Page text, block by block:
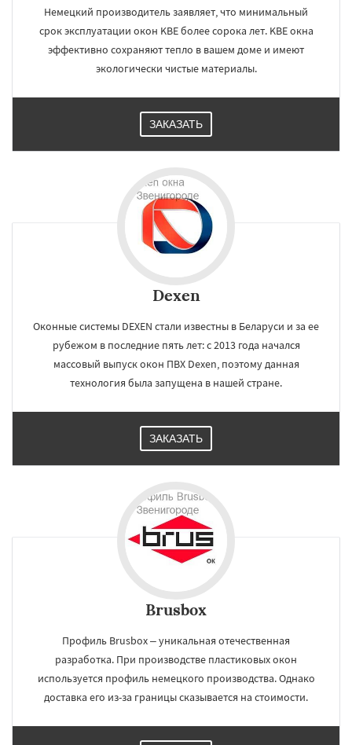
Немецкий производитель заявляет, что минимальный
срок эксплуатации окон KBE более сорока лет. KBE окна
эффективно сохраняют тепло в вашем доме и имеют
экологически чистые материалы.
ЗАКАЗАТЬ
Dexen
Оконные системы DEXEN стали известны в Беларуси и за ее
рубежом в последние пять лет: с 2013 года начался
массовый выпуск окон ПВХ Dexen, поэтому данная
технология была запущена в нашей стране.
ЗАКАЗАТЬ
Brusbox
Профиль Brusbox – уникальная отечественная
разработка. При производстве пластиковых окон
используется профиль немецкого производства. Однако
доставка его из-за границы сказывается на стоимости.